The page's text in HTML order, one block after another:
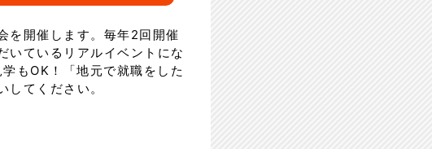
を開催します。毎年2回開催
いているリアルイベントにな
もOK！「地元で就職をした
てください。